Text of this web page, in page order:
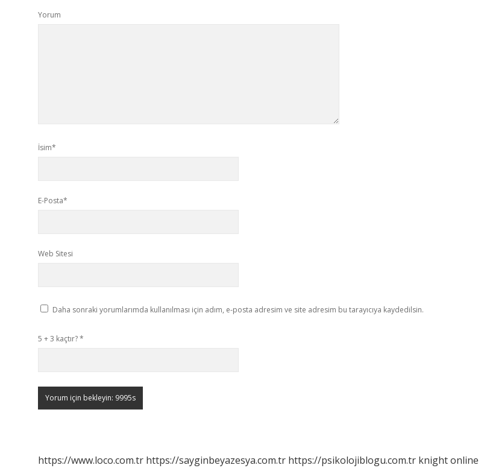
Yorum
İsim*
E-Posta*
Web Sitesi
Daha sonraki yorumlarımda kullanılması için adım, e-posta adresim ve site adresim bu tarayıcıya kaydedilsin.
5 + 3 kaçtır?*
https://www.loco.com.tr https://sayginbeyazesya.com.tr https://psikolojiblogu.com.tr knight online